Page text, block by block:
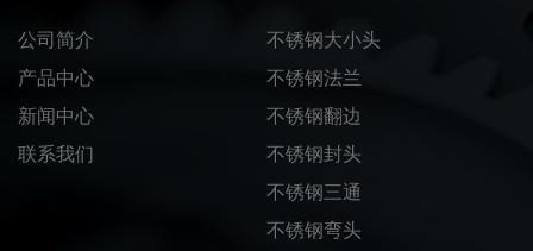
公司简介
产品中心
新闻中心
联系我们
不锈钢大小头
不锈钢法兰
不锈钢翻边
不锈钢封头
不锈钢三通
不锈钢弯头